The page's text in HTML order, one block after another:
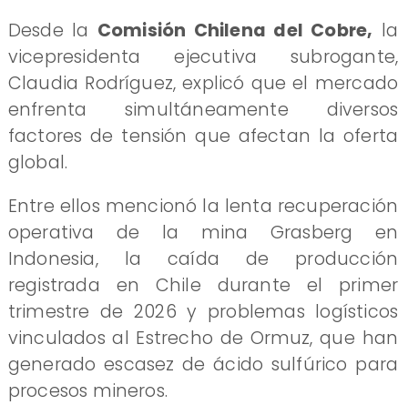
Desde la Comisión Chilena del Cobre, la
vicepresidenta ejecutiva subrogante,
Claudia Rodríguez, explicó que el mercado
enfrenta simultáneamente diversos
factores de tensión que afectan la oferta
global.
Entre ellos mencionó la lenta recuperación
operativa de la mina Grasberg en
Indonesia, la caída de producción
registrada en Chile durante el primer
trimestre de 2026 y problemas logísticos
vinculados al Estrecho de Ormuz, que han
generado escasez de ácido sulfúrico para
procesos mineros.